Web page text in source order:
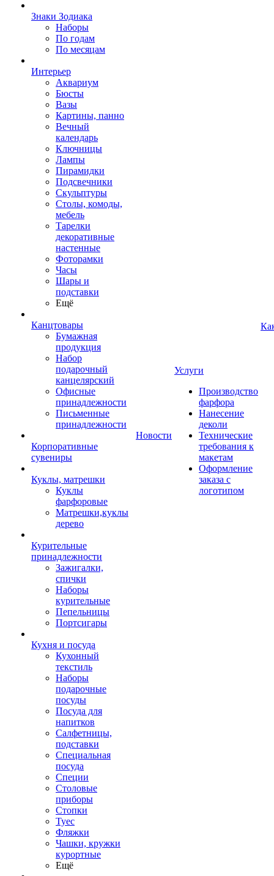
Знаки Зодиака
Наборы
По годам
По месяцам
Интерьер
Аквариум
Бюсты
Вазы
Картины, панно
Вечный
календарь
Ключницы
Лампы
Пирамидки
Подсвечники
Скульптуры
Столы, комоды,
мебель
Тарелки
декоративные
настенные
Фоторамки
Часы
Шары и
подставки
Ещё
Канцтовары
Бумажная
продукция
Набор
подарочный
канцелярский
Офисные
принадлежности
Письменные
принадлежности
Корпоративные
сувениры
Куклы, матрешки
Куклы
фарфоровые
Матрешки,куклы
дерево
Курительные
принадлежности
Зажигалки,
спички
Наборы
курительные
Пепельницы
Портсигары
Кухня и посуда
Кухонный
текстиль
Наборы
подарочные
посуды
Посуда для
напитков
Салфетницы,
подставки
Специальная
посуда
Специи
Столовые
приборы
Стопки
Туес
Фляжки
Чашки, кружки
курортные
Ещё
Новости
Услуги
Производство
фарфора
Нанесение
деколи
Технические
требования к
макетам
Оформление
заказа с
логотипом